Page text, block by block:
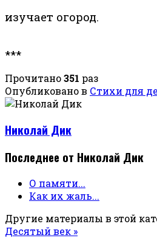
изучает огород.
***
Прочитано351 раз
Опубликовано в Стихи для
Николай Дик
Последнее от Николай Дик
О памяти...
Как их жаль...
Другие материалы в этой
Десятый век »